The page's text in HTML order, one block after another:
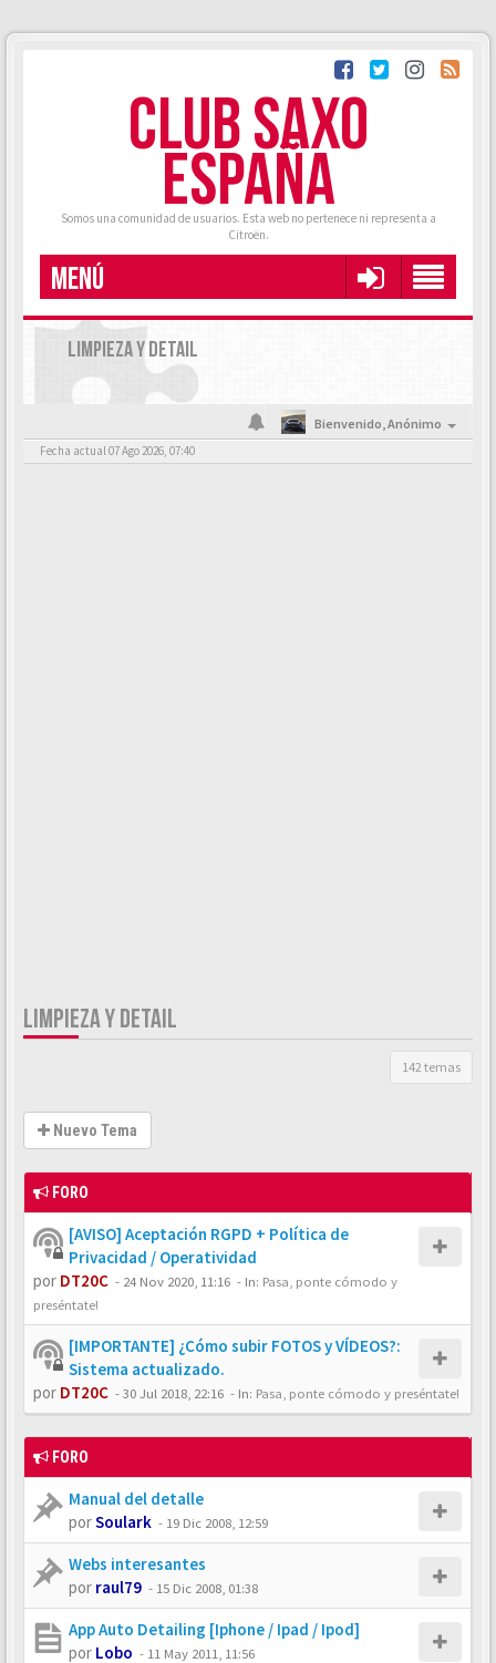
CLUB SAXO
ESPAÑA
Somos una comunidad de usuarios. Esta web no pertenece ni representa a
Citroën.
MENÚ
LIMPIEZA Y DETAIL
Bienvenido,Anónimo
Fecha actual 07 Ago 2026, 07:40
LIMPIEZA Y DETAIL
142 temas
Nuevo Tema
FORO
[AVISO] Aceptación RGPD + Política de
Privacidad / Operatividad
por DT20C - 24 Nov 2020, 11:16 - In: Pasa, ponte cómodo y
preséntate!
[IMPORTANTE] ¿Cómo subir FOTOS y VÍDEOS?:
Sistema actualizado.
por DT20C -30 Jul 2018, 22:16 - In: Pasa, ponte cómodo y preséntate!
FORO
Manual del detalle
porSoulark - 19 Dic 2008, 12:59
Webs interesantes
por raul79 - 15 Dic 2008, 01:38
App Auto Detailing [Iphone / Ipad / Ipod]
por Lobo - 11 May 2011, 11:56